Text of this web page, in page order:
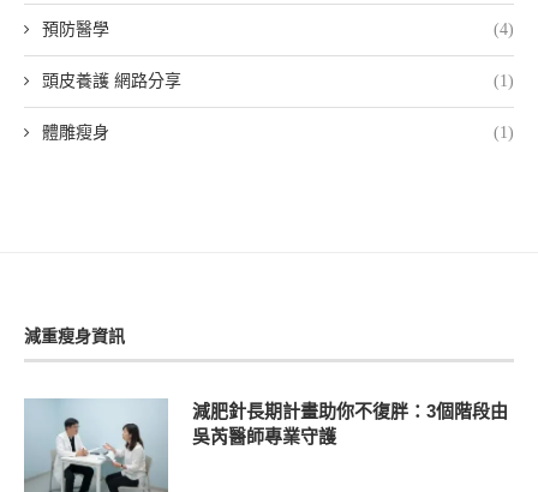
預防醫學 (4)
頭皮養護 網路分享 (1)
體雕瘦身 (1)
減重瘦身資訊
減肥針長期計畫助你不復胖：3個階段由
吳芮醫師專業守護